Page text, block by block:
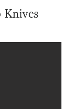
Knives